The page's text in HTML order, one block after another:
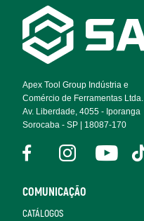
Footer
Navigation
Apex Tool Group Indústria e
Comércio de Ferramentas Ltda.
Av. Liberdade, 4055 - Iporanga
Sorocaba - SP | 18087-170
COMUNICAÇÃO
CATÁLOGOS